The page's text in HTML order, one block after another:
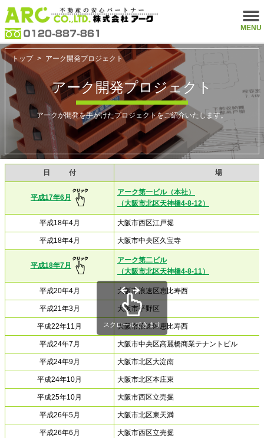
MENU
トップ > アーク開発プロジェクト
アーク開発プロジェクト
アークが開発を手がけたプロジェクトをご紹介いたします。
日付 場
平成17年6月
アーク第一ビル（本社）
（大阪市北区天神橋4-8-12）
平成18年4月 大阪市西区江戸堀
平成18年4月 大阪市中央区久宝寺
平成18年7月
アーク第二ビル
（大阪市北区天神橋4-8-11）
平成20年4月 大阪市浪速区恵比寿西
平成21年3月 大阪市平野区
平成22年11月 大阪市浪速区恵比寿西
平成24年7月 大阪市中央区高麗橋商業テナントビル
平成24年9月 大阪市北区大淀南
平成24年10月 大阪市北区本庄東
平成25年10月 大阪市西区立売掘
平成26年5月 大阪市北区東天満
平成26年6月 大阪市西区立売掘
スクロールできます